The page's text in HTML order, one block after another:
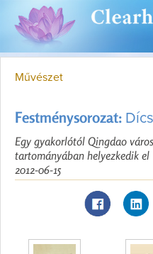
Művészet
Festménysorozat:
Egy gyakorlótól Qingdao
tartományában helyezkedik el
2012-06-15